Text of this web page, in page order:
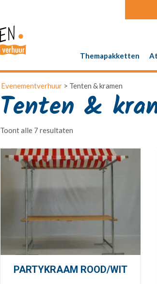
Themapakketten
Evenementverhuur > Tenten & kramen
Tenten &
Toont alle 7 resultaten
populariteit
PARTYKRAAM ROOD/WIT